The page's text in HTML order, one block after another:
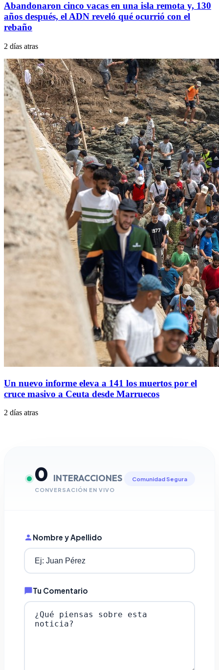
Abandonaron cinco vacas en una isla remota y, 130
años después, el ADN reveló qué ocurrió con el
rebaño
2 días atras
Un nuevo informe eleva a 141 los muertos por el
cruce masivo a Ceuta desde Marruecos
2 días atras
0 INTERACCIONES
CONVERSACIÓN EN VIVO
Comunidad Segura
Nombre y Apellido
Tu Comentario